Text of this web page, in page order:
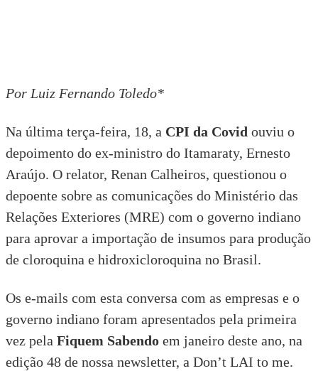
Por Luiz Fernando Toledo*
Na última terça-feira, 18, a CPI da Covid ouviu o
depoimento do ex-ministro do Itamaraty, Ernesto
Araújo. O relator, Renan Calheiros, questionou o
depoente sobre as comunicações do Ministério das
Relações Exteriores (MRE) com o governo indiano
para aprovar a importação de insumos para produção
de cloroquina e hidroxicloroquina no Brasil.
Os e-mails com esta conversa com as empresas e o
governo indiano foram apresentados pela primeira
vez pela Fiquem Sabendo em janeiro deste ano, na
edição 48 de nossa newsletter, a Don’t LAI to me.